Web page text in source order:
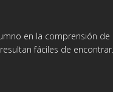
en la comprensión
fáciles de encontrar.